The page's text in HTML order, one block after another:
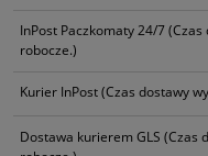
InPost Paczkomaty 24/7(Czas
robocze.)
Kurier InPost(Czas dostawy
Dostawa kurierem GLS (Czas